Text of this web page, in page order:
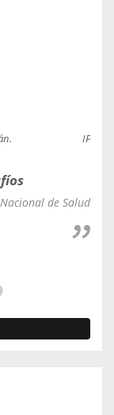
de Salud